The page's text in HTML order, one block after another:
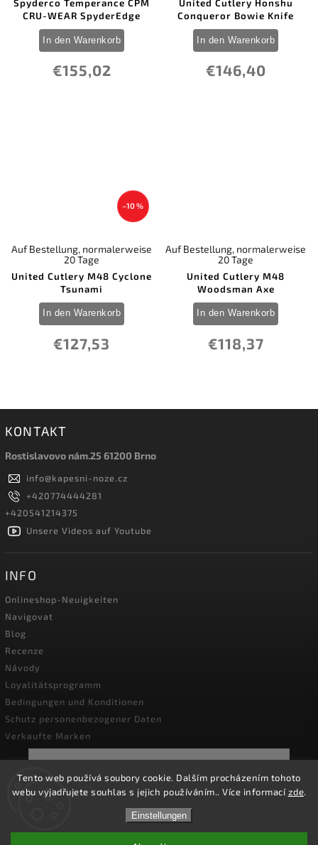
Tento web používá soubory cookie. Dalším procházením tohoto
webu vyjadřujete souhlas s jejich používáním.. Více informacízde.
Einstellungen
Unternehmen wegen **Betriebsurlaubs**
geschlossen. Unser Onlineshop bleibt weiterhin
geöffnet und Bestellungen können wie gewohnt
aufgegeben werden. Alle Bestellungen werden am
**Montag, den 17. August 2026**, bearbeitet. Vielen
Dank für Ihr Verständnis.☀️
Spyderco Temperance CPM
CRU-WEAR SpyderEdge
€155,02
In den Warenkorb
United Cutlery Honshu
Conqueror Bowie Knife
€146,40
In den Warenkorb
–10 %
United Cutlery M48 Cyclone
Tsunami
Auf Bestellung, normalerweise
20 Tage
€127,53
In den Warenkorb
United Cutlery M48
Woodsman Axe
Auf Bestellung, normalerweise
20 Tage
€118,37
In den Warenkorb
KONTAKT
Rostislavovo nám.25 61200 Brno
info@kapesni-noze.cz
+420774444281
+420541214375
Unsere Videos auf Youtube
INFO
Onlineshop-Neuigkeiten
Navigovat
Blog
Recenze
Návody
Loyalitätsprogramm
Bedingungen und Konditionen
Schutz personenbezogener Daten
Verkaufte Marken
Copyright 2026 kapesni-noze.cz
Cookie-Einstellungen ändern